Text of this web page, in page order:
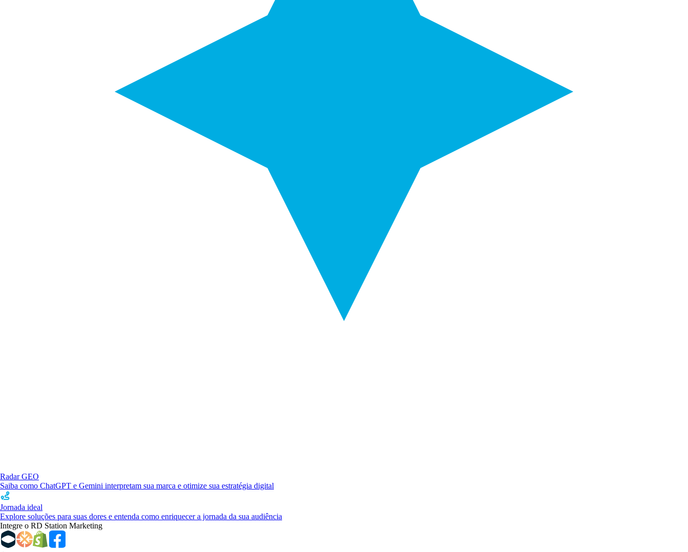
Radar GEO
Saiba como ChatGPT e Gemini interpretam sua marca e otimize sua estratégia digital
Jornada ideal
Explore soluções para suas dores e entenda como enriquecer a jornada da sua audiência
Integre o RD Station Marketing